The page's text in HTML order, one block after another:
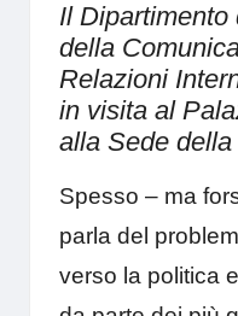
Il Dipartimento
della
Relazioni
in visita al
alla Sede
Spesso – ma
parla del
verso la politica